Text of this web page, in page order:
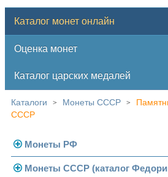
Каталог монет онлайн
Оценка монет
Каталог царских медалей
Каталоги > Монеты СССР >
СССР
Монеты РФ
Современная Россия
Монеты СССР (каталог